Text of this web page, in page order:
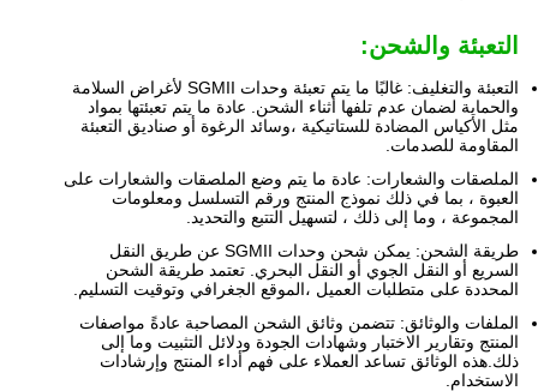
التعبئة والشحن:
التعبئة والتغليف: غالبًا ما يتم تعبئة وحدات SGMII لأغراض السلامة
والحماية لضمان عدم تلفها أثناء الشحن. عادة ما يتم تعبئتها بمواد
مثل الأكياس المضادة للستاتيكية ،وسائد الرغوة أو صناديق التعبئة
المقاومة للصدمات.
الملصقات والشعارات: عادة ما يتم وضع الملصقات والشعارات على
العبوة ، بما في ذلك نموذج المنتج ورقم التسلسل ومعلومات
المجموعة ، وما إلى ذلك ، لتسهيل التتبع والتحديد.
طريقة الشحن: يمكن شحن وحدات SGMII عن طريق النقل
السريع أو النقل الجوي أو النقل البحري. تعتمد طريقة الشحن
المحددة على متطلبات العميل ،الموقع الجغرافي وتوقيت التسليم.
الملفات والوثائق: تتضمن وثائق الشحن المصاحبة عادةً مواصفات
المنتج وتقارير الاختبار وشهادات الجودة ودلائل التثبيت وما إلى
ذلك.هذه الوثائق تساعد العملاء على فهم أداء المنتج وإرشادات
الاستخدام.